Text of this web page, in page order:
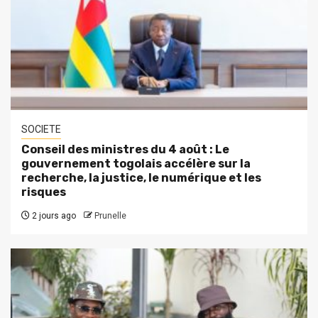
SOCIETE
Conseil des ministres du 4 août : Le
gouvernement togolais accélère sur la
recherche, la justice, le numérique et les
risques
2 jours ago Prunelle